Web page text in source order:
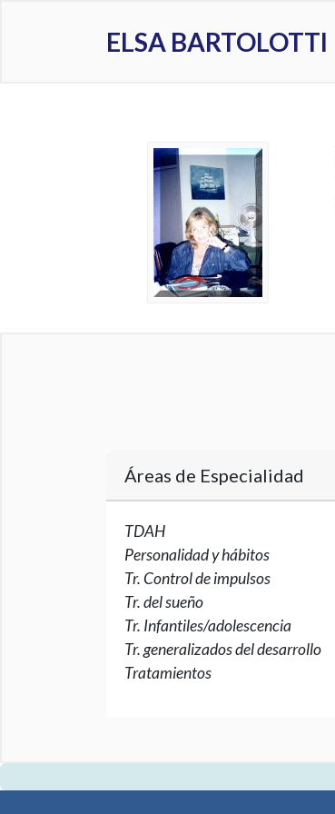
ELSA BARTOLOTTI
Áreas de Especialidad
TDAH
Personalidad y hábitos
Tr. Control de impulsos
Tr. del sueño
Tr. Infantiles/adolescencia
Tr. generalizados del desarrollo
Tratamientos